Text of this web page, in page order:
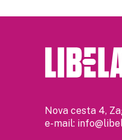
Nova cesta 4,
e-mail: